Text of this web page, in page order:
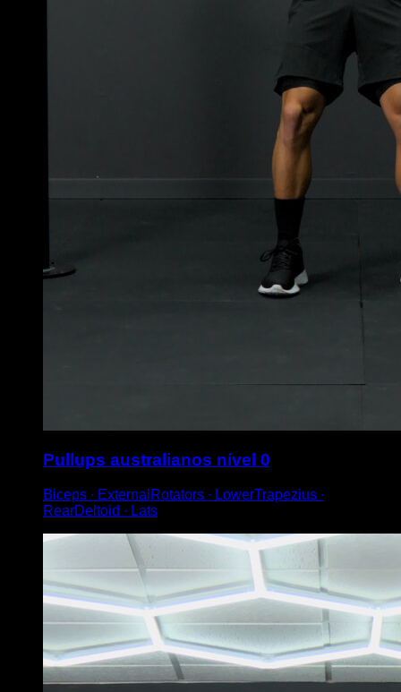
Pullups australianos nível 0
Biceps ∙ ExternalRotators ∙ LowerTrapezius ∙
RearDeltoid ∙ Lats